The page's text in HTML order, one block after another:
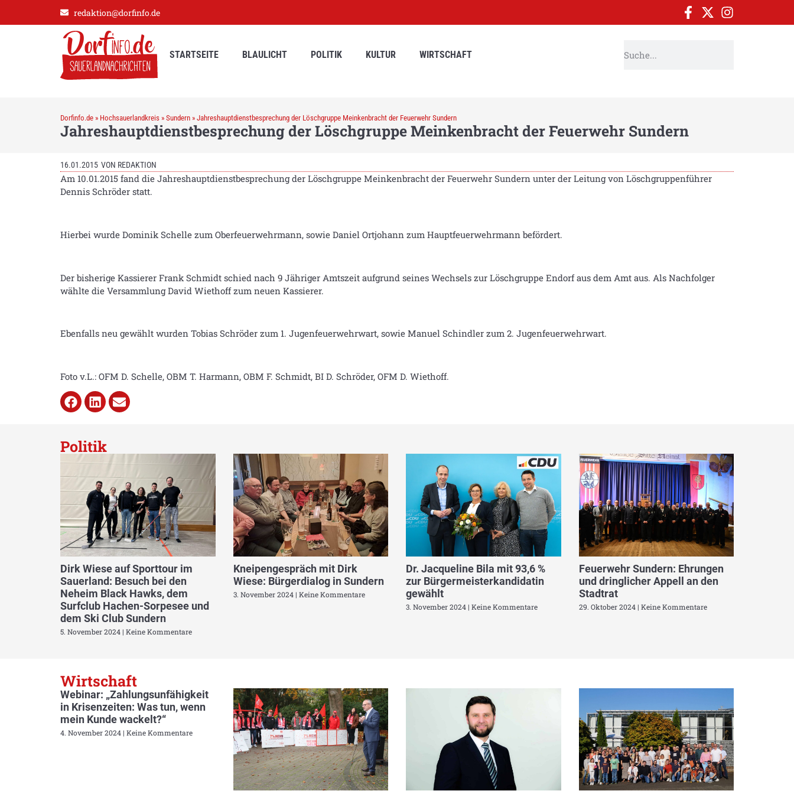
redaktion@dorfinfo.de
STARTSEITE BLAULICHT POLITIK KULTUR WIRTSCHAFT
Dorfinfo.de » Hochsauerlandkreis » Sundern » Jahreshauptdienstbesprechung der Löschgruppe Meinkenbracht der Feuerwehr Sundern
Jahreshauptdienstbesprechung der Löschgruppe Meinkenbracht der Feuerwehr Sundern
16.01.2015 VON REDAKTION
Am 10.01.2015 fand die Jahreshauptdienstbesprechung der Löschgruppe Meinkenbracht der Feuerwehr Sundern unter der Leitung von Löschgruppenführer
Dennis Schröder statt.
Hierbei wurde Dominik Schelle zum Oberfeuerwehrmann, sowie Daniel Ortjohann zum Hauptfeuerwehrmann befördert.
Der bisherige Kassierer Frank Schmidt schied nach 9 Jähriger Amtszeit aufgrund seines Wechsels zur Löschgruppe Endorf aus dem Amt aus. Als Nachfolger
wählte die Versammlung David Wiethoff zum neuen Kassierer.
Ebenfalls neu gewählt wurden Tobias Schröder zum 1. Jugenfeuerwehrwart, sowie Manuel Schindler zum 2. Jugenfeuerwehrwart.
Foto v.L.: OFM D. Schelle, OBM T. Harmann, OBM F. Schmidt, BI D. Schröder, OFM D. Wiethoff.
Politik
Dirk Wiese auf Sporttour im
Sauerland: Besuch bei den
Neheim Black Hawks, dem
Surfclub Hachen-Sorpesee und
dem Ski Club Sundern
5. November 2024 Keine Kommentare
Kneipengespräch mit Dirk
Wiese: Bürgerdialog in Sundern
3. November 2024 Keine Kommentare
Dr. Jacqueline Bila mit 93,6 %
zur Bürgermeisterkandidatin
gewählt
3. November 2024 Keine Kommentare
Feuerwehr Sundern: Ehrungen
und dringlicher Appell an den
Stadtrat
29. Oktober 2024 Keine Kommentare
Wirtschaft
Webinar: „Zahlungsunfähigkeit
in Krisenzeiten: Was tun, wenn
mein Kunde wackelt?“
4. November 2024 Keine Kommentare